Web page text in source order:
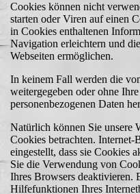
Cookies können nicht
starten oder Viren auf einen
in Cookies enthaltenen
Navigation erleichtern und
Webseiten ermöglichen.
In keinem Fall werden die
weitergegeben oder ohne
personenbezogenen Daten
Natürlich können Sie unsere
Cookies betrachten. Internet-
eingestellt, dass sie Cookies
Sie die Verwendung von
Ihres Browsers deaktivieren.
Hilfefunktionen Ihres